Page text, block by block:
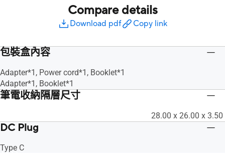
Compare details
Download pdf Copy link
包裝盒內容
Adapter*1, Power cord*1, Booklet*1
Adapter*1, Booklet*1
筆電收納隔層尺寸
28.00 x 26.00 x 3.50
DC Plug
Type C